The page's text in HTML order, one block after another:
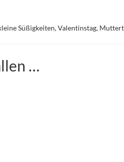
Süßigkeiten, Valentinstag,
…